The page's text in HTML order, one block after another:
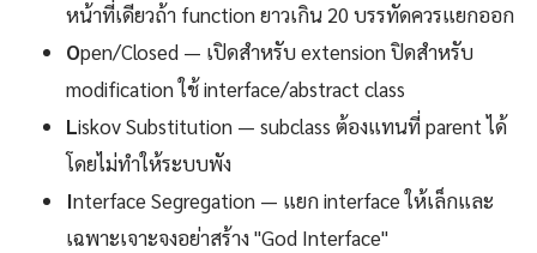
หน้าที่เดียวถ้า function ยาวเกิน 20 บรรทัดควรแยกออก
Open/Closed — เปิดสำหรับ extension ปิดสำหรับ
modification ใช้ interface/abstract class
Liskov Substitution — subclass ต้องแทนที่ parent ได้
โดยไม่ทำให้ระบบพัง
Interface Segregation — แยก interface ให้เล็กและ
เฉพาะเจาะจงอย่าสร้าง "God Interface"